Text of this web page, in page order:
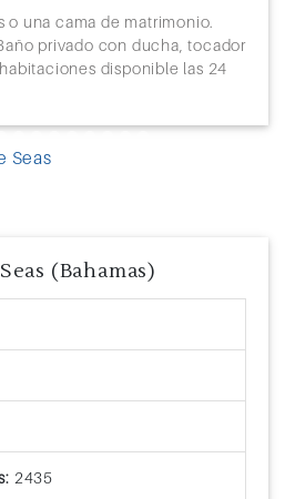
o una cama de matrimonio.
privado con ducha, tocador
disponible las 24
(Bahamas)
2435